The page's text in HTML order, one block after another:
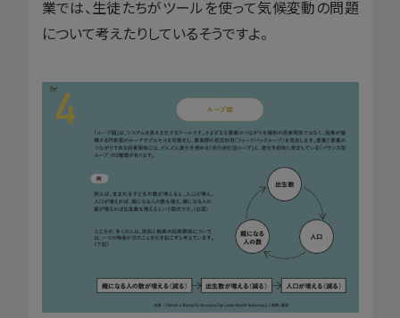
業では、生徒たちがツールを使って気候変動の問題
について考えたりしているそうですよ。